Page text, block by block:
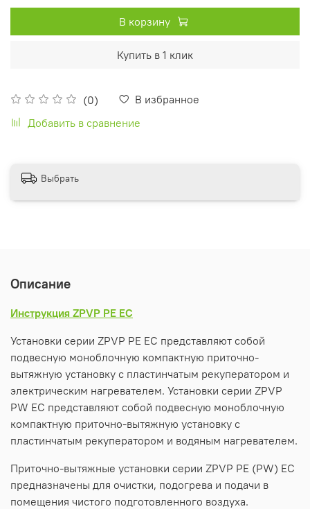
(0)
В избранное
Добавить в сравнение
В корзину
Купить в 1 клик
Выбрать
Описание
Инструкция ZPVP PE EC
Установки серии ZPVP PE EC представляют собой
подвесную моноблочную компактную приточно-
вытяжную установку с пластинчатым рекуператором и
электрическим нагревателем. Установки серии ZPVP
PW EC представляют собой подвесную моноблочную
компактную приточно-вытяжную установку с
пластинчатым рекуператором и водяным нагревателем.
Приточно-вытяжные установки серии ZPVP PE (PW) EC
предназначены для очистки, подогрева и подачи в
помещения чистого подготовленного воздуха.